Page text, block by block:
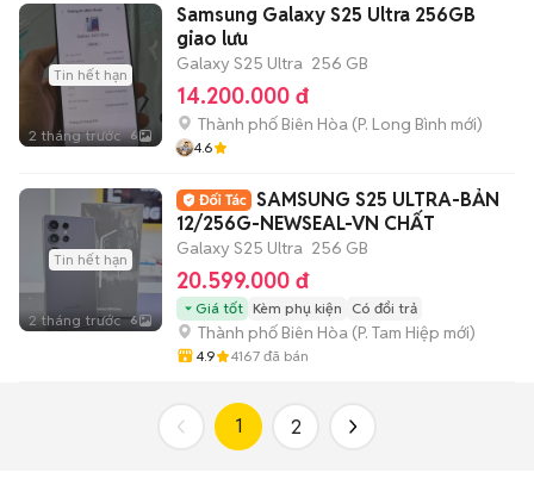
Tin hết hạn
2 tháng trước 6
Samsung Galaxy S25 Ultra 256GB
giao lưu
Galaxy S25 Ultra 256 GB
14.200.000 đ
Thành phố Biên Hòa (P. Long Bình mới)
4.6
Tin hết hạn
2 tháng trước 6
SAMSUNG S25 ULTRA-BẢN
12/256G-NEWSEAL-VN CHẤT
Galaxy S25 Ultra 256 GB
20.599.000 đ
Giá tốt Kèm phụ kiện Có đổi trả
Thành phố Biên Hòa (P. Tam Hiệp mới)
4.9 4167 đã bán
1 2